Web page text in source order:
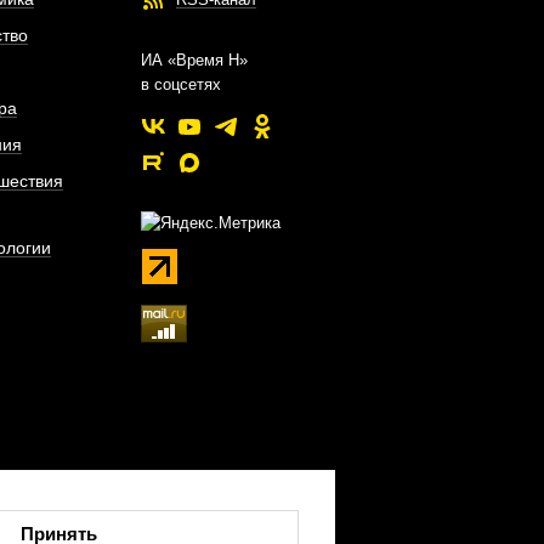
ИА «Время Н»
в соцсетях
Принять